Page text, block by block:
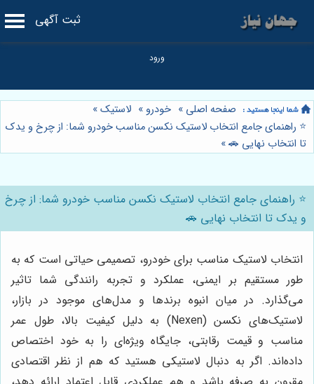
ثبت آگهی
صفحه اصلی » خودرو » لاستیک»
⭐️ راهنمای جامع انتخاب لاستیک نکسن مناسب خودرو شما: از چرخ و یدک
تا انتخاب نهایی 🚗»
⭐️ راهنمای جامع انتخاب لاستیک نکسن مناسب خودرو شما: از چرخ
و یدک تا انتخاب نهایی 🚗
انتخاب لاستیک مناسب برای خودرو، تصمیمی حیاتی است که به
طور مستقیم بر ایمنی، عملکرد و تجربه رانندگی شما تاثیر
می‌گذارد. در میان انبوه برندها و مدل‌های موجود در بازار،
لاستیک‌های نکسن (Nexen) به دلیل کیفیت بالا، طول عمر
مناسب و قیمت رقابتی، جایگاه ویژه‌ای را به خود اختصاص
داده‌اند. اگر به دنبال لاستیکی هستید که هم از نظر اقتصادی